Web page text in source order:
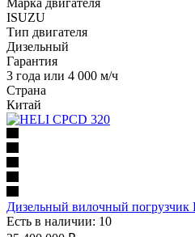
ISUZU
Тип двигателя
Дизельный
Гарантия
3 года или 4 000 м/ч
Страна
Китай
Дизельный вилочный
Есть в наличии: 10